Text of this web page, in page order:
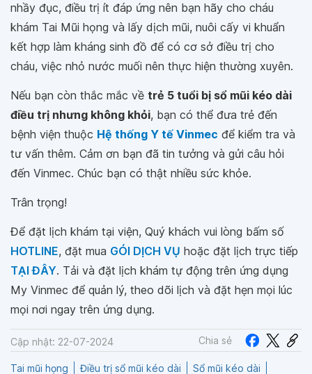
nhầy đục, điều trị ít đáp ứng nên bạn hãy cho cháu
khám Tai Mũi họng và lấy dịch mũi, nuôi cấy vi khuẩn
kết hợp làm kháng sinh đồ để có cơ sở điều trị cho
cháu, việc nhỏ nước muối nên thực hiện thường xuyên.
Nếu bạn còn thắc mắc về trẻ 5 tuổi bị sổ mũi kéo dài
điều trị nhưng không khỏi, bạn có thể đưa trẻ đến
bệnh viện thuộc Hệ thống Y tế Vinmec để kiểm tra và
tư vấn thêm. Cảm ơn bạn đã tin tưởng và gửi câu hỏi
đến Vinmec. Chúc bạn có thật nhiều sức khỏe.
Trân trọng!
Để đặt lịch khám tại viện, Quý khách vui lòng bấm số
HOTLINE, đặt mua GÓI DỊCH VỤ hoặc đặt lịch trực tiếp
TẠI ĐÂY. Tải và đặt lịch khám tự động trên ứng dụng
My Vinmec để quản lý, theo dõi lịch và đặt hẹn mọi lúc
mọi nơi ngay trên ứng dụng.
Cập nhật: 22-07-2024 Chia sẻ
Tai mũi họng Điều trị sổ mũi kéo dài
Sổ mũi kéo dài